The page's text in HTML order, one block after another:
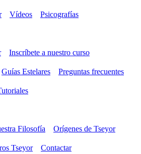
Vídeos Psicografías
Inscríbete a nuestro curso
Guías Estelares
Preguntas frecuentes
Filosofía
Orígenes de Tseyor
Tseyor
Contactar